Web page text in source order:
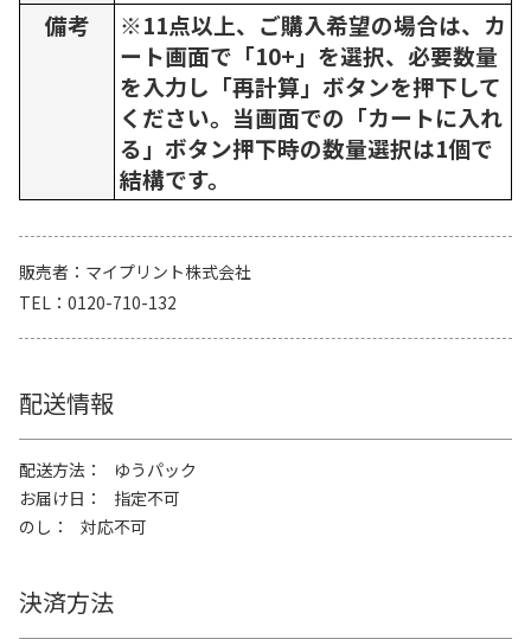
備考
※11点以上、ご購入希望の場合は、カ
ート画面で「10+」を選択、必要数量
を入力し「再計算」ボタンを押下して
ください。当画面での「カートに入れ
る」ボタン押下時の数量選択は1個で
結構です。
販売者
マイプリント株式会社
TEL
0120-710-132
配送情報
配送方法
ゆうパック
お届け日
指定不可
のし
対応不可
決済方法